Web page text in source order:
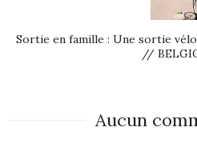
Sortie en famille : Une sortie
//
Aucun